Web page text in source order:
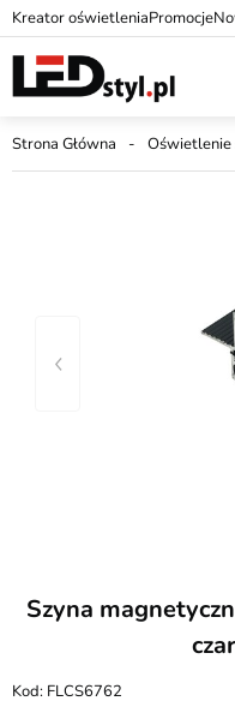
Kreator oświetleniaPromocje
Strona Główna Oświetlenie
Szyna
FLCS6762